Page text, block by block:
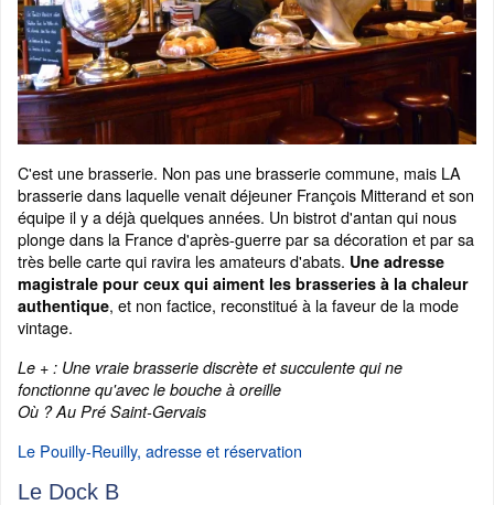
C'est une brasserie. Non pas une brasserie commune, mais LA
brasserie dans laquelle venait déjeuner François Mitterand et son
équipe il y a déjà quelques années. Un bistrot d'antan qui nous
plonge dans la France d'après-guerre par sa décoration et par sa
très belle carte qui ravira les amateurs d'abats. Une adresse
magistrale pour ceux qui aiment les brasseries à la chaleur
authentique, et non factice, reconstitué à la faveur de la mode
vintage.
Le + : Une vraie brasserie discrète et succulente qui ne
fonctionne qu'avec le bouche à oreille
Où ? Au Pré Saint-Gervais
Le Pouilly-Reuilly, adresse et réservation
Le Dock B